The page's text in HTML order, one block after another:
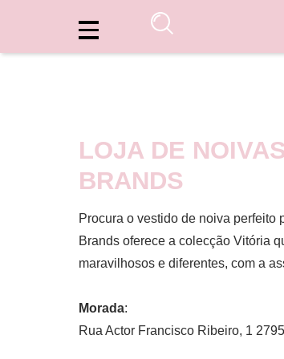
LOJA DE
BRANDS
Procura o vestido de noiva perfeito
Brands oferece a colecção Vitória
maravilhosos e diferentes, com a
Morada:
Rua Actor Francisco Ribeiro, 1